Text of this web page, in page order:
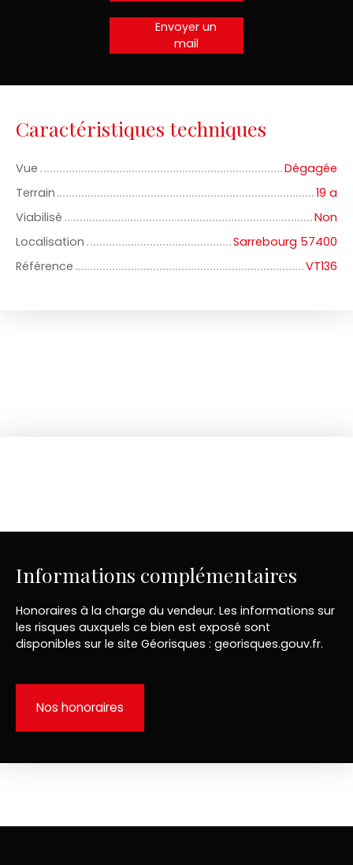
Envoyer un
mail
Caractéristiques techniques
Vue
Dégagée
Terrain
19 a
Viabilisé
Non
Localisation
Sarrebourg 57400
Référence
VT136
Informations complémentaires
Honoraires à la charge du vendeur. Les informations sur
les risques auxquels ce bien est exposé sont
disponibles sur le site Géorisques : georisques.gouv.fr.
Nos honoraires